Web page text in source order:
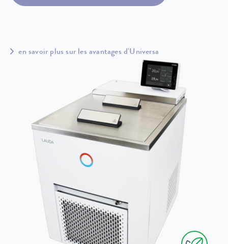
en savoir plus sur les avantages d'Universa